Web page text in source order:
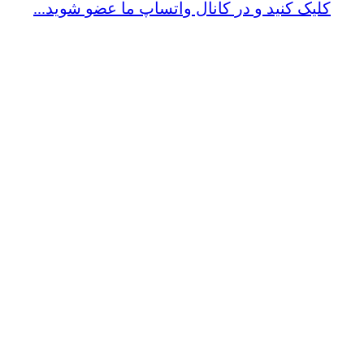
کلیک کنید و در کانال واتساپ ما عضو شوید...